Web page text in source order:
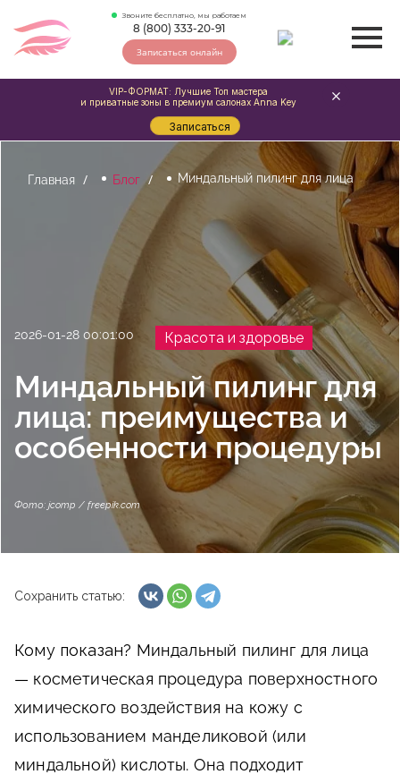
Звоните бесплатно, мы работаем
8 (800) 333-20-91
Записаться онлайн
Главная Блог Миндальный пилинг для лица
2026-01-28 00:01:00 Красота и здоровье
Миндальный пилинг для
лица: преимущества и
особенности процедуры
Сохранить статью:
Фото: jcomp / freepik.com
Кому показан? Миндальный пилинг для лица
— косметическая процедура поверхностного
химического воздействия на кожу с
использованием манделиковой (или
миндальной) кислоты. Она подходит
VIP-ФОРМАТ: Лучшие Топ мастера
и приватные зоны в премиум салонах Anna Key
Записаться